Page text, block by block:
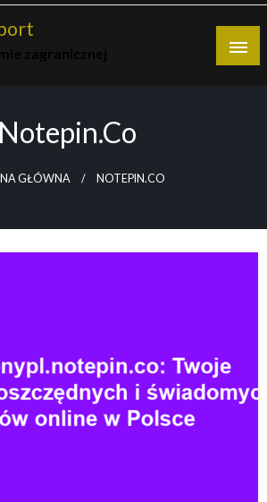
Notepin.co
GŁÓWNA NOTEPIN.CO